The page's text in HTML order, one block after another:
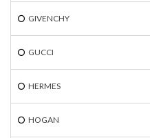
GIVENCHY
GUCCI
HERMES
HOGAN